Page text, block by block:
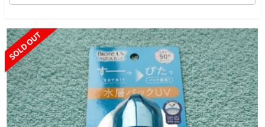
SOLD OUT